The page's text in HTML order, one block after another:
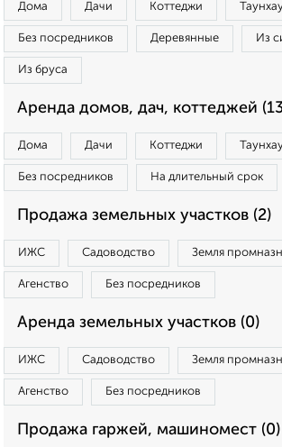
Дома Дачи Коттеджи
Без посредников Деревянные Из
Из бруса
Аренда домов, дач, коттеджей
Дома Дачи Коттеджи
Без посредников На длительный срок
Продажа земельных участков (2)
ИЖС Садоводство Земля
Агенство Без посредников
Аренда земельных участков (0)
ИЖС Садоводство Земля
Агенство Без посредников
Продажа гаржей, машиномест (0)